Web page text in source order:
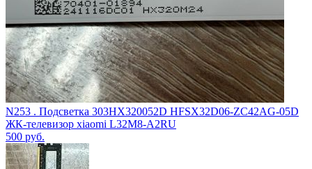
N253 . Подсветка 303HX320052D HFSX32D06-ZC42AG-05D
ЖК-телевизор xiaomi L32M8-A2RU
500 руб.